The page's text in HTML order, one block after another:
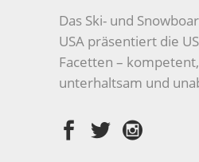
Das Ski- und
USA präsentiert die
Facetten –
unterhaltsam und